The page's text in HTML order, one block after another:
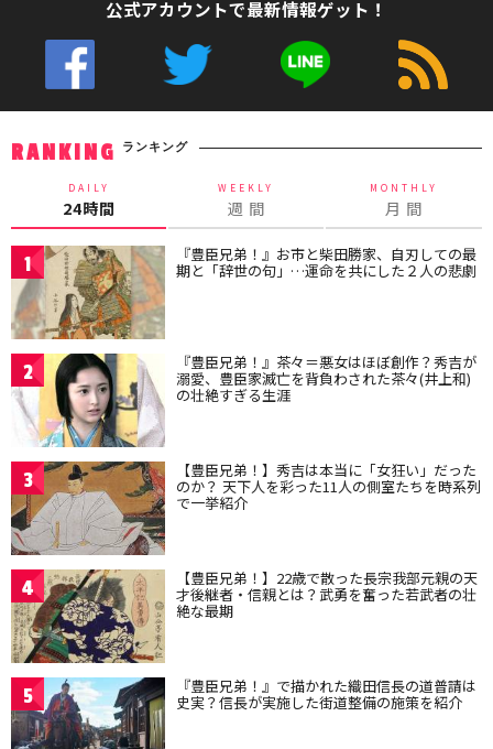
公式アカウントで最新情報ゲット！
RANKING ランキング
DAILY
24時間
WEEKLY
週 間
MONTHLY
月 間
1 『豊臣兄弟！』お市と柴田勝家、自刃しての最
期と「辞世の句」…運命を共にした２人の悲劇
2 『豊臣兄弟！』茶々＝悪女はほぼ創作？秀吉が
溺愛、豊臣家滅亡を背負わされた茶々(井上和)
の壮絶すぎる生涯
3 【豊臣兄弟！】秀吉は本当に「女狂い」だった
のか？ 天下人を彩った11人の側室たちを時系列
で一挙紹介
4 【豊臣兄弟！】22歳で散った長宗我部元親の天
才後継者・信親とは？武勇を奮った若武者の壮
絶な最期
5 『豊臣兄弟！』で描かれた織田信長の道普請は
史実？信長が実施した街道整備の施策を紹介